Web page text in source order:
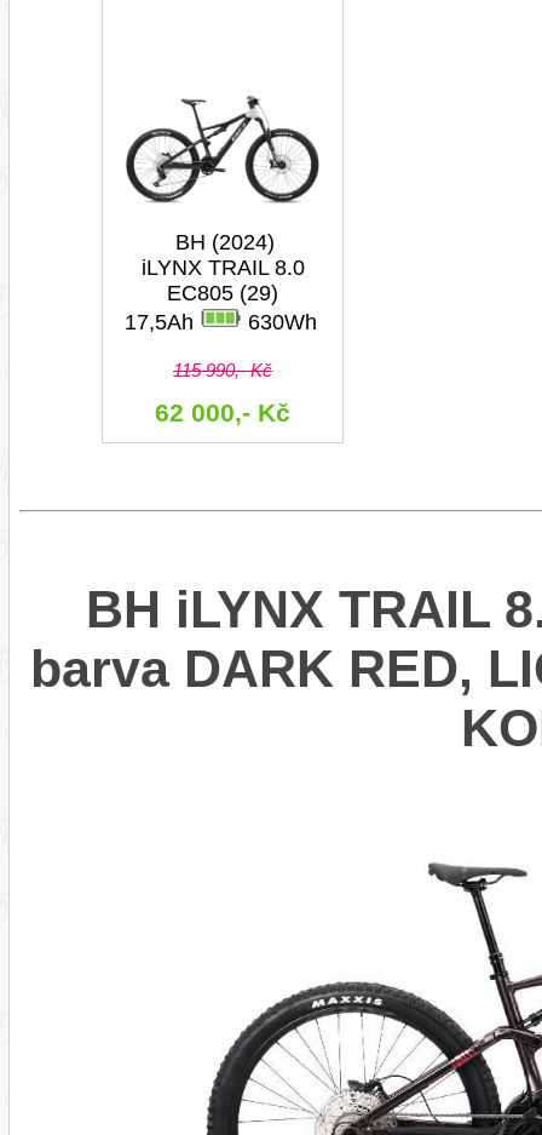
BH (2024)
iLYNX TRAIL 8.0
EC805 (29)
17,5Ah
630Wh
115 990,- Kč
62 000,- Kč
BH iLYNX TRAIL
barva DARK RED,